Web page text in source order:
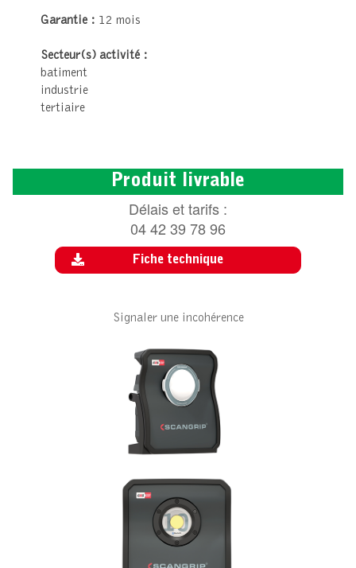
Garantie : 12 mois
Secteur(s) activité :
batiment
industrie
tertiaire
Produit livrable
Délais et tarifs :
04 42 39 78 96
Fiche technique
Signaler une incohérence